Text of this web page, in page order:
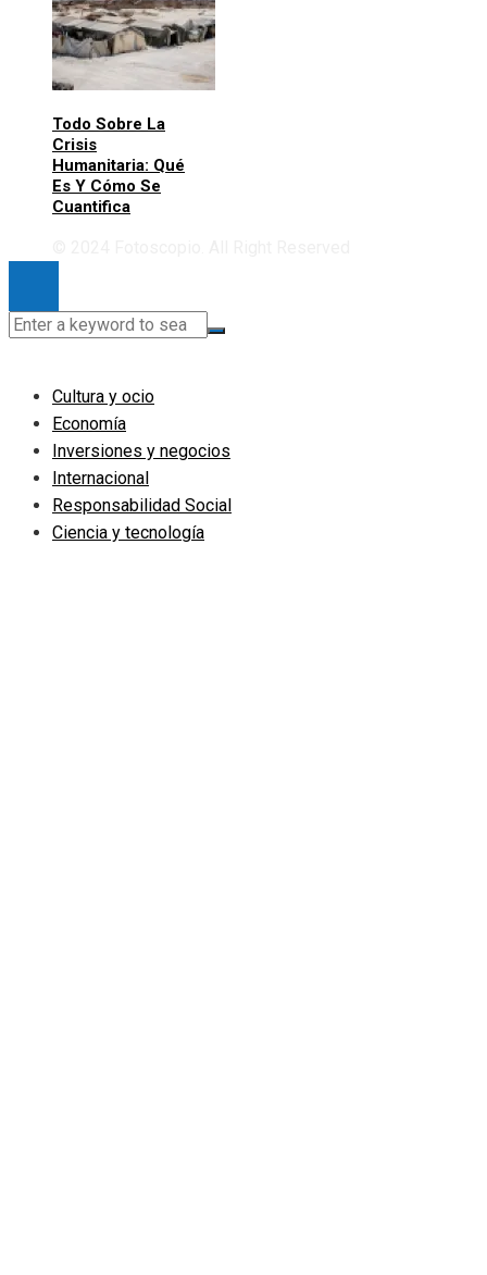
Todo Sobre La
Crisis
Humanitaria: Qué
Es Y Cómo Se
Cuantifica
Cultura y ocio
Economía
Inversiones y negocios
Internacional
Responsabilidad Social
Ciencia y tecnología